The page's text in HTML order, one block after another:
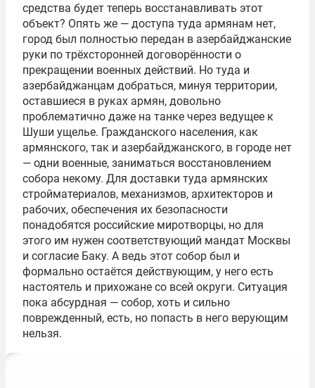
средства будет теперь восстанавливать этот
объект? Опять же — доступа туда армянам нет,
город был полностью передан в азербайджанские
руки по трёхсторонней договорённости о
прекращении военных действий. Но туда и
азербайджанцам добраться, минуя территории,
оставшиеся в руках армян, довольно
проблематично даже на танке через ведущее к
Шуши ущелье. Гражданского населения, как
армянского, так и азербайджанского, в городе нет
— одни военные, заниматься восстановлением
собора некому. Для доставки туда армянских
стройматериалов, механизмов, архитекторов и
рабочих, обеспечения их безопасности
понадобятся российские миротворцы, но для
этого им нужен соответствующий мандат Москвы
и согласие Баку. А ведь этот собор был и
формально остаётся действующим, у него есть
настоятель и прихожане со всей округи. Ситуация
пока абсурдная — собор, хоть и сильно
поврежденный, есть, но попасть в него верующим
нельзя.